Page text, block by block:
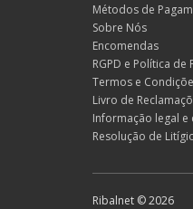
Métodos de
Sobre Nós
Encomendas
RGPD e Política de
Termos e
Livro de
Informação legal
Resolução de
Ribalnet © 2026